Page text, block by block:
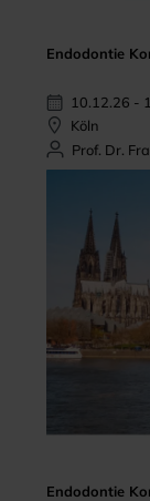
Endodontie
10.12.26 -
Köln
Prof. Dr.
Endodontie